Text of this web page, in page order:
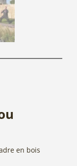
en bois